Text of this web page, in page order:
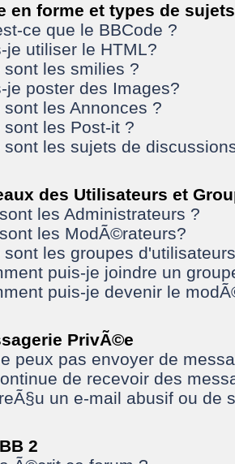
en forme et types de sujets
ce que le BBCode ?
je utiliser le HTML?
sont les smilies ?
je poster des Images?
sont les Annonces ?
sont les Post-it ?
sont les sujets de
des Utilisateurs et
les Administrateurs ?
les ModÃ©rateurs?
sont les groupes
puis-je joindre un
puis-je devenir le
PrivÃ©e
peux pas envoyer de
de recevoir des
un e-mail abusif ou de
2